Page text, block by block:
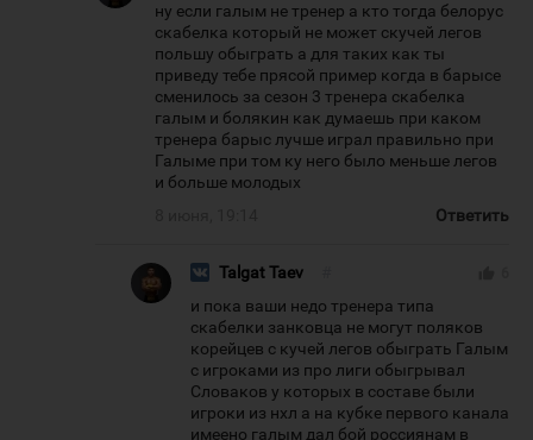
ну если галым не тренер а кто тогда белорус
скабелка который не может скучей легов
польшу обыграть а для таких как ты
приведу тебе прясой пример когда в барысе
сменилось за сезон 3 тренера скабелка
галым и болякин как думаешь при каком
тренера барыс лучше играл правильно при
Галыме при том ку него было меньше легов
и больше молодых
Ответить
Talgat Taev
и пока ваши недо тренера типа
скабелки занковца не могут поляков
корейцев с кучей легов обыграть Галым
с игроками из про лиги обыгрывал
Словаков у которых в составе были
игроки из нхл а на кубке первого канала
имеено галым дал бой россиянам в